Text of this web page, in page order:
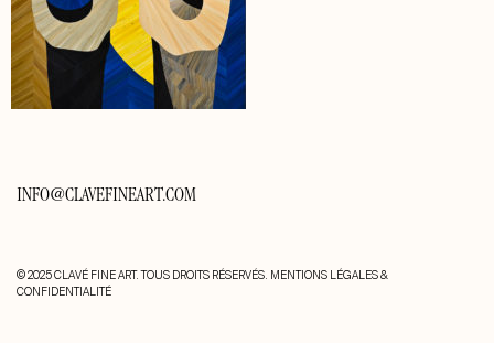
INFO@CLAVEFINEART.COM
© 2025 CLAVÉ FINE ART. TOUS DROITS RÉSERVÉS. MENTIONS LÉGALES &
CONFIDENTIALITÉ